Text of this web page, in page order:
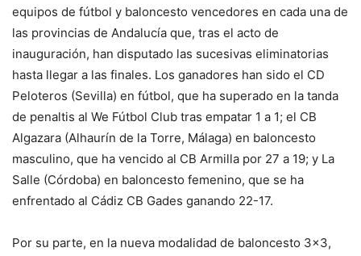
equipos de fútbol y baloncesto vencedores en cada una de
las provincias de Andalucía que, tras el acto de
inauguración, han disputado las sucesivas eliminatorias
hasta llegar a las finales. Los ganadores han sido el CD
Peloteros (Sevilla) en fútbol, que ha superado en la tanda
de penaltis al We Fútbol Club tras empatar 1 a 1; el CB
Algazara (Alhaurín de la Torre, Málaga) en baloncesto
masculino, que ha vencido al CB Armilla por 27 a 19; y La
Salle (Córdoba) en baloncesto femenino, que se ha
enfrentado al Cádiz CB Gades ganando 22-17.
Por su parte, en la nueva modalidad de baloncesto 3×3,